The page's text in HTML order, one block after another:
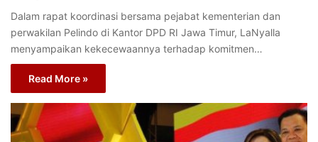
Dalam rapat koordinasi bersama pejabat kementerian dan
perwakilan Pelindo di Kantor DPD RI Jawa Timur, LaNyalla
menyampaikan kekecewaannya terhadap komitmen…
Read More »